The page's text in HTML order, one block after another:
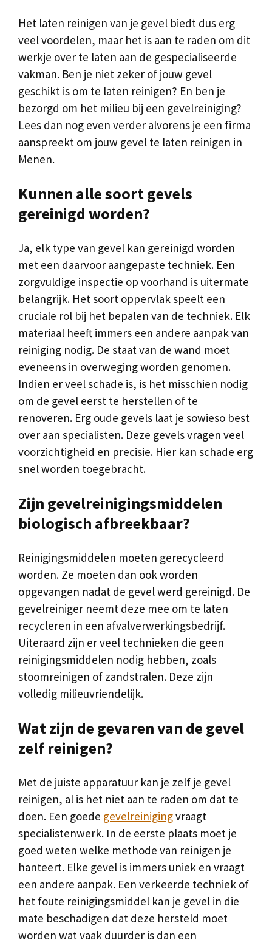
Het laten reinigen van je gevel biedt dus erg
veel voordelen, maar het is aan te raden om dit
werkje over te laten aan de gespecialiseerde
vakman. Ben je niet zeker of jouw gevel
geschikt is om te laten reinigen? En ben je
bezorgd om het milieu bij een gevelreiniging?
Lees dan nog even verder alvorens je een firma
aanspreekt om jouw gevel te laten reinigen in
Menen.
Kunnen alle soort gevels
gereinigd worden?
Ja, elk type van gevel kan gereinigd worden
met een daarvoor aangepaste techniek. Een
zorgvuldige inspectie op voorhand is uitermate
belangrijk. Het soort oppervlak speelt een
cruciale rol bij het bepalen van de techniek. Elk
materiaal heeft immers een andere aanpak van
reiniging nodig. De staat van de wand moet
eveneens in overweging worden genomen.
Indien er veel schade is, is het misschien nodig
om de gevel eerst te herstellen of te
renoveren. Erg oude gevels laat je sowieso best
over aan specialisten. Deze gevels vragen veel
voorzichtigheid en precisie. Hier kan schade erg
snel worden toegebracht.
Zijn gevelreinigingsmiddelen
biologisch afbreekbaar?
Reinigingsmiddelen moeten gerecycleerd
worden. Ze moeten dan ook worden
opgevangen nadat de gevel werd gereinigd. De
gevelreiniger neemt deze mee om te laten
recycleren in een afvalverwerkingsbedrijf.
Uiteraard zijn er veel technieken die geen
reinigingsmiddelen nodig hebben, zoals
stoomreinigen of zandstralen. Deze zijn
volledig milieuvriendelijk.
Wat zijn de gevaren van de gevel
zelf reinigen?
Met de juiste apparatuur kan je zelf je gevel
reinigen, al is het niet aan te raden om dat te
doen. Een goede gevelreinigingvraagt
specialistenwerk. In de eerste plaats moet je
goed weten welke methode van reinigen je
hanteert. Elke gevel is immers uniek en vraagt
een andere aanpak. Een verkeerde techniek of
het foute reinigingsmiddel kan je gevel in die
mate beschadigen dat deze hersteld moet
worden wat vaak duurder is dan een